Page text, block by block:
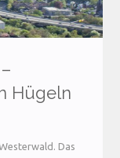
Hügeln
Das